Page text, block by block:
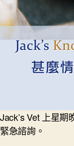
Jack’s Vet 上星
緊急諮詢。